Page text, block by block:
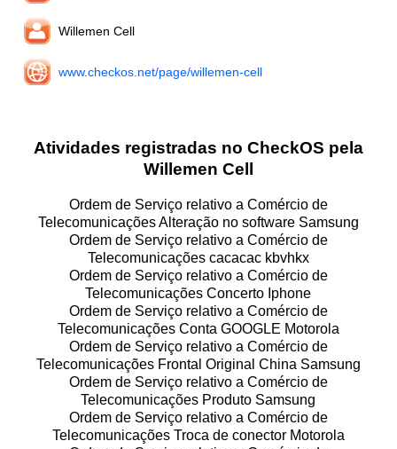
Willemen Cell
www.checkos.net/page/willemen-cell
Atividades registradas no CheckOS pela
Willemen Cell
Ordem de Serviço relativo a Comércio de
Telecomunicações Alteração no software Samsung
Ordem de Serviço relativo a Comércio de
Telecomunicações cacacac kbvhkx
Ordem de Serviço relativo a Comércio de
Telecomunicações Concerto Iphone
Ordem de Serviço relativo a Comércio de
Telecomunicações Conta GOOGLE Motorola
Ordem de Serviço relativo a Comércio de
Telecomunicações Frontal Original China Samsung
Ordem de Serviço relativo a Comércio de
Telecomunicações Produto Samsung
Ordem de Serviço relativo a Comércio de
Telecomunicações Troca de conector Motorola